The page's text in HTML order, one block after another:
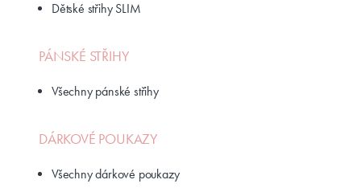
Dětské střihy SLIM
PÁNSKÉ STŘIHY
Všechny pánské střihy
DÁRKOVÉ POUKAZY
Všechny dárkové poukazy